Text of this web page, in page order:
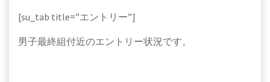
[su_tab title=”エントリー”]
男子最終組付近のエントリー状況です。